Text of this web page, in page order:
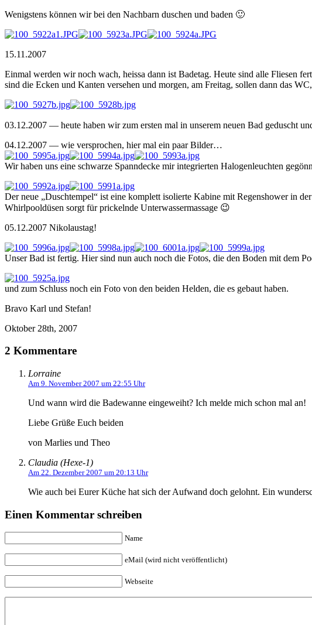
Wenigstens können wir bei den Nachbarn duschen und baden 🙂
15.11.2007
Einmal werden wir noch wach, heissa dann ist Badetag. Heute sind alle Fliesen
sind die Ecken und Kanten versehen und morgen, am Freitag, sollen dann das
03.12.2007 — heute haben wir zum ersten mal in unserem neuen Bad geduscht
04.12.2007 — wie versprochen, hier mal ein paar Bilder…
Wir haben uns eine schwarze Spanndecke mir integrierten Halogenleuchten
Der neue „Duschtempel“ ist eine komplett isolierte Kabine mit Regenshower in
Whirlpooldüsen sorgt für prickelnde Unterwassermassage 😉
05.12.2007 Nikolaustag!
Unser Bad ist fertig. Hier sind nun auch noch die Fotos, die den Boden mit dem
und zum Schluss noch ein Foto von den beiden Helden, die es gebaut haben.
Bravo Karl und Stefan!
Oktober 28th, 2007
2 Kommentare
Lorraine
Am 9. November 2007 um 22:55 Uhr
Und wann wird die Badewanne eingeweiht? Ich melde mich schon mal an!
Liebe Grüße Euch beiden
von Marlies und Theo
Claudia (Hexe-1)
Am 22. Dezember 2007 um 20:13 Uhr
Wie auch bei Eurer Küche hat sich der Aufwand doch gelohnt. Ein
Einen Kommentar schreiben
Name
eMail (wird nicht veröffentlicht)
Webseite